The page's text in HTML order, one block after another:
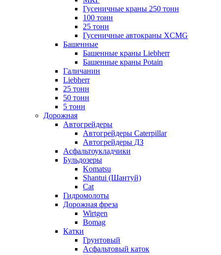
Гусеничные краны 250 тонн
100 тонн
25 тонн
Гусеничные автокраны XCMG
Башенные
Башенные краны Liebherr
Башенные краны Potain
Галичанин
Liebherr
25 тонн
50 тонн
5 тонн
Дорожная
Автогрейдеры
Автогрейдеры Caterpillar
Автогрейдеры ДЗ
Асфальтоукладчики
Бульдозеры
Komatsu
Shantui (Шантуй)
Cat
Гидромолоты
Дорожная фреза
Wirtgen
Bomag
Катки
Грунтовый
Асфальтовый каток